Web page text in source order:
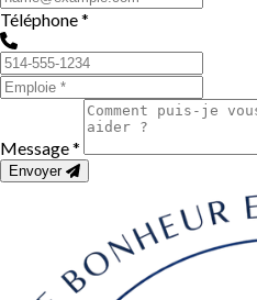
Téléphone *
Message *
Envoyer